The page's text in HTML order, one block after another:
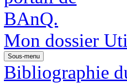
Mon dossier
Sous-menu
Bibliographie